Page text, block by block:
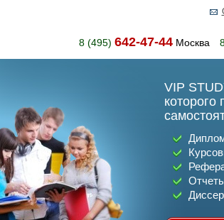
8 (495) 642-47-44Москва
VIP
которого